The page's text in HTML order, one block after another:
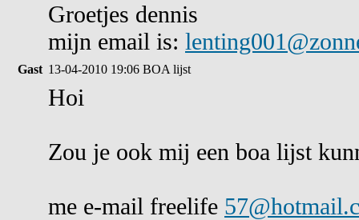
Groetjes dennis
mijn email is:
Gast 13-04-2010 19:06 BOA lijst
Hoi
Zou je ook mij een boa lijst
me e-mail freelife